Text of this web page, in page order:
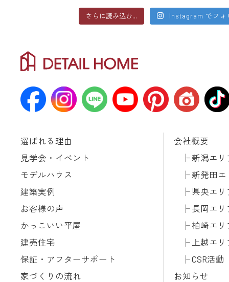
さらに読み込む... Instagram でフォ
選ばれる理由
見学会・イベント
モデルハウス
建築実例
お客様の声
かっこいい平屋
建売住宅
保証・アフターサポート
家づくりの流れ
会社概要
新潟エリ
新発田エ
県央エリ
長岡エリ
柏崎エリ
上越エリ
CSR活動
お知らせ